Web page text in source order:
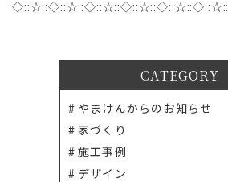
◇::☆::◇::☆::◇::☆::◇::☆::◇::☆::◇::☆::
CATEGORY
やまけんからのお知らせ
家づくり
施工事例
デザイン